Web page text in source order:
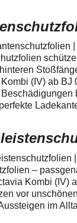
und
Einwirkung
der Folie
den
GriffmuldenKeine
Kratzer durch
oder Ringe in
Schutz
|
(IV) ab BJ
|
–
Kombi (IV)
vor
im